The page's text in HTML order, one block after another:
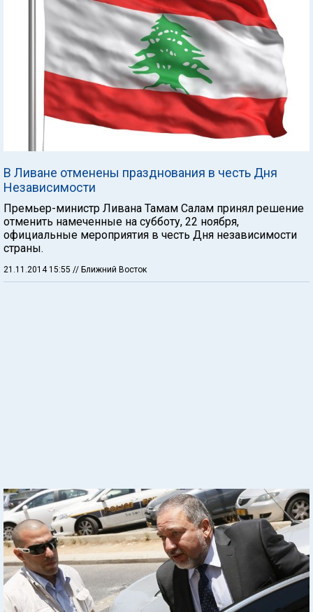
В Ливане отменены празднования в честь Дня
Независимости
Премьер-министр Ливана Тамам Салам принял решение
отменить намеченные на субботу, 22 ноября,
официальные мероприятия в честь Дня независимости
страны.
21.11.2014 15:55 // Ближний Восток